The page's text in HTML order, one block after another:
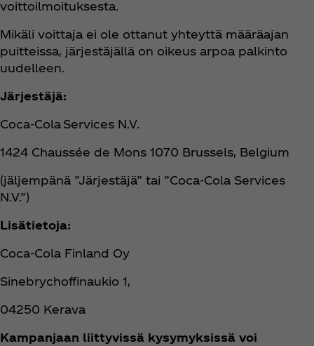
voittoilmoituksesta.
Mikäli voittaja ei ole ottanut yhteyttä määräajan
puitteissa, järjestäjällä on oikeus arpoa palkinto
uudelleen.
Järjestäjä:
Coca‑Cola Services N.V.
1424 Chaussée de Mons 1070 Brussels, Belgium
(jäljempänä ”Järjestäjä” tai ”Coca‑Cola Services
N.V.”)
Lisätietoja:
Coca‑Cola Finland Oy
Sinebrychoffinaukio 1,
04250 Kerava
Kampanjaan liittyvissä kysymyksissä voi